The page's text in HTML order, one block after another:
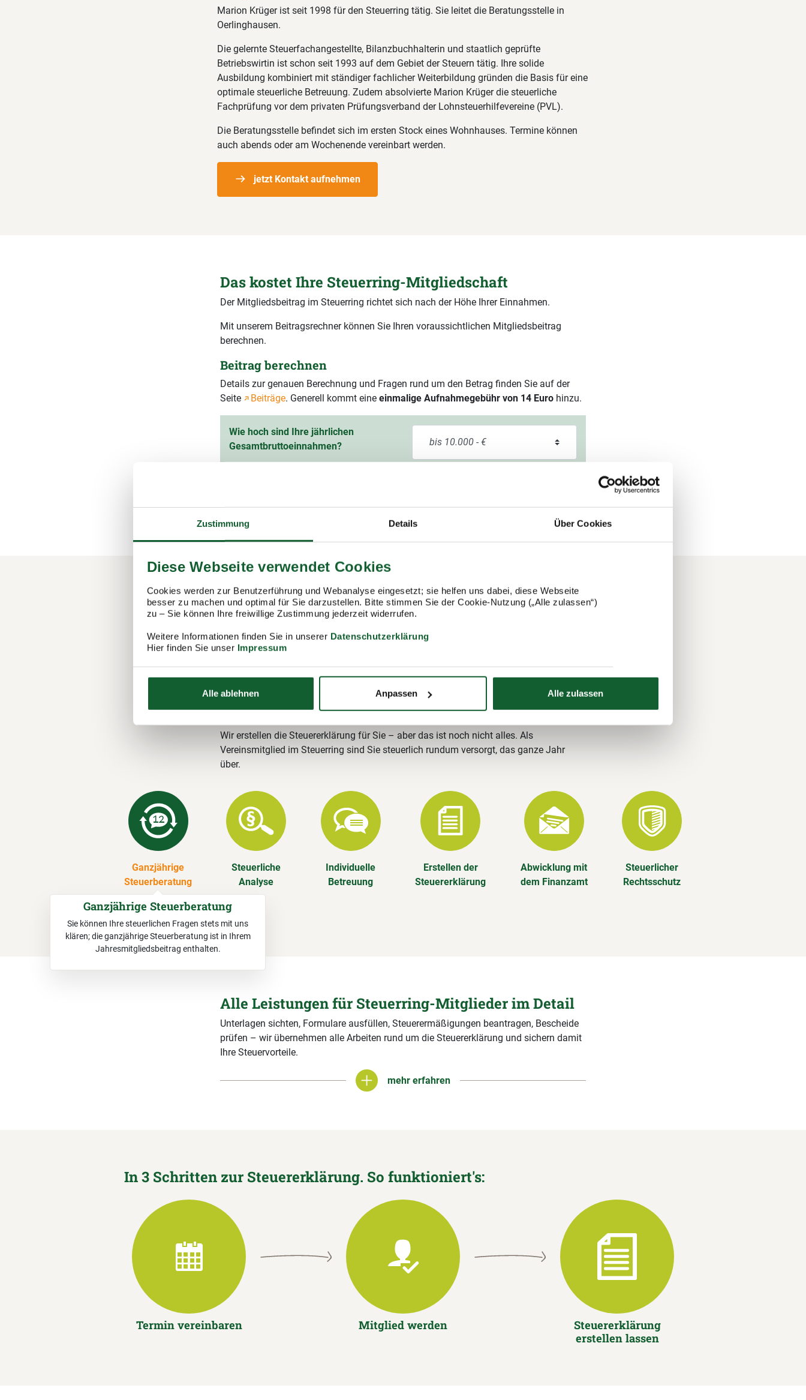
Zustimmung Details Über Cookies
Diese Webseite verwendet Cookies
Cookies werden zur Benutzerführung und Webanalyse eingesetzt; sie helfen uns dabei, diese Webseite
besser zu machen und optimal für Sie darzustellen. Bitte stimmen Sie der Cookie-Nutzung („Alle zulassen“)
zu – Sie können Ihre freiwillige Zustimmung jederzeit widerrufen.
Weitere Informationen finden Sie in unserer Datenschutzerklärung
Hier finden Sie unser Impressum
Alle ablehnen Anpassen Alle zulassen
Marion Krüger ist seit 1998 für den Steuerring tätig. Sie leitet die Beratungsstelle in
Oerlinghausen.
Die gelernte Steuerfachangestellte, Bilanzbuchhalterin und staatlich geprüfte
Betriebswirtin ist schon seit 1993 auf dem Gebiet der Steuern tätig. Ihre solide
Ausbildung kombiniert mit ständiger fachlicher Weiterbildung gründen die Basis für eine
optimale steuerliche Betreuung. Zudem absolvierte Marion Krüger die steuerliche
Fachprüfung vor dem privaten Prüfungsverband der Lohnsteuerhilfevereine (PVL).
Die Beratungsstelle befindet sich im ersten Stock eines Wohnhauses. Termine können
auch abends oder am Wochenende vereinbart werden.
jetzt Kontakt aufnehmen
Das kostet Ihre Steuerring-Mitgliedschaft
Der Mitgliedsbeitrag im Steuerring richtet sich nach der Höhe Ihrer Einnahmen.
Mit unserem Beitragsrechner können Sie Ihren voraussichtlichen Mitgliedsbeitrag
berechnen.
Beitrag berechnen
Details zur genauen Berechnung und Fragen rund um den Betrag finden Sie auf der
Seite
Beiträge. Generell kommt eine einmalige Aufnahmegebühr von 14 Euro hinzu.
Wie hoch sind Ihre jährlichen
Gesamtbruttoeinnahmen?
Ihre Mitgliedschaft im Lohnsteuerhilfeverein
Steuerring
Der Steuerring e.V. (Lohnsteuerhilfeverein) ist mit rund 400.000 Mitgliedern und über
1.100 Beratungsstellen einer der größten Lohnsteuerhilfevereine Deutschlands. Auch
in Oerlinghausen stehen wir Ihnen gerne zur Verfügung und erstellen u. a. Ihre
Wir erstellen die Steuererklärung für Sie – aber das ist noch nicht alles. Als
Vereinsmitglied im Steuerring sind Sie steuerlich rundum versorgt, das ganze Jahr
über.
Ganzjährige
Steuerberatung
Steuerliche
Analyse
Individuelle
Betreuung
Erstellen der
Steuererklärung
Abwicklung mit
dem Finanzamt
Steuerlicher
Rechtsschutz
Alle Leistungen für Steuerring-Mitglieder im Detail
Unterlagen sichten, Formulare ausfüllen, Steuerermäßigungen beantragen, Bescheide
prüfen – wir übernehmen alle Arbeiten rund um die Steuererklärung und sichern damit
Ihre Steuervorteile.
mehr erfahren
mehr erfahren
In 3 Schritten zur Steuererklärung. So funktioniert's:
Termin vereinbaren Mitglied werden
Steuererklärung
erstellen lassen
Ganzjährige Steuerberatung
Sie können Ihre steuerlichen Fragen stets mit uns
klären; die ganzjährige Steuerberatung ist in Ihrem
Jahresmitgliedsbeitrag enthalten.